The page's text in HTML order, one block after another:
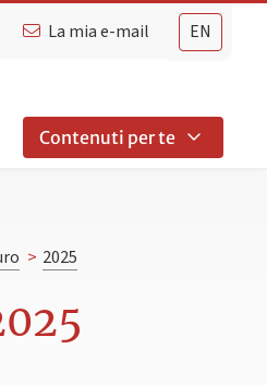
EN
La mia e-mail
Contenuti per te
> 2025